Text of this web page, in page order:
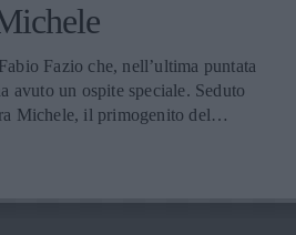
Fazio che, nell’ultima puntata
avuto un ospite speciale. Seduto
Michele, il primogenito del